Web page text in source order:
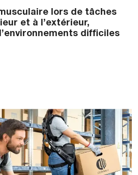
lors de tâches
et à l’extérieur,
difficiles